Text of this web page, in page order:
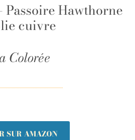
Hawthorne
cuivre
Colorée
SUR AMAZON